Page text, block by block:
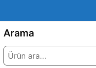
Arama